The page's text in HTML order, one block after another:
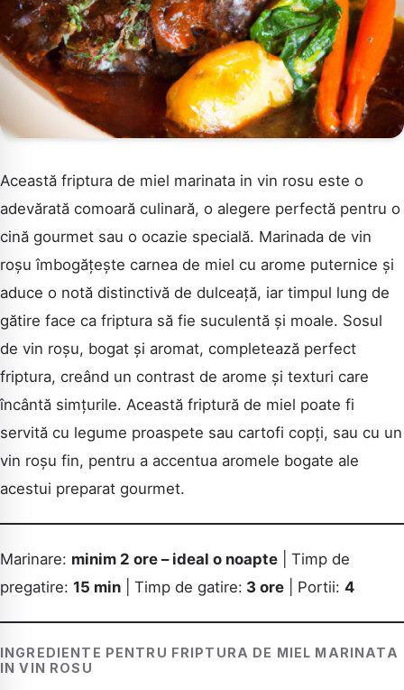
Această friptura de miel marinata in vin rosu este o
adevărată comoară culinară, o alegere perfectă pentru o
cină gourmet sau o ocazie specială. Marinada de vin
roșu îmbogățește carnea de miel cu arome puternice și
aduce o notă distinctivă de dulceață, iar timpul lung de
gătire face ca friptura să fie suculentă și moale. Sosul
de vin roșu, bogat și aromat, completează perfect
friptura, creând un contrast de arome și texturi care
încântă simțurile. Această friptură de miel poate fi
servită cu legume proaspete sau cartofi copți, sau cu un
vin roșu fin, pentru a accentua aromele bogate ale
acestui preparat gourmet.
Marinare: minim 2 ore – ideal o noapte | Timp de
pregatire: 15 min | Timp de gatire: 3 ore | Portii: 4
INGREDIENTE PENTRU FRIPTURA DE MIEL MARINATA
IN VIN ROSU